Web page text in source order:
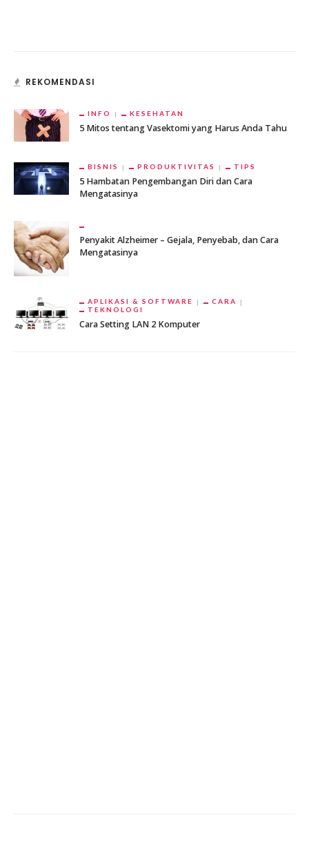
REKOMENDASI
INFO KESEHATAN
5 Mitos tentang Vasektomi yang Harus Anda Tahu
BISNIS PRODUKTIVITAS TIPS
5 Hambatan Pengembangan Diri dan Cara
Mengatasinya
Penyakit Alzheimer – Gejala, Penyebab, dan Cara
Mengatasinya
APLIKASI & SOFTWARE
CARA
TEKNOLOGI
Cara Setting LAN 2 Komputer